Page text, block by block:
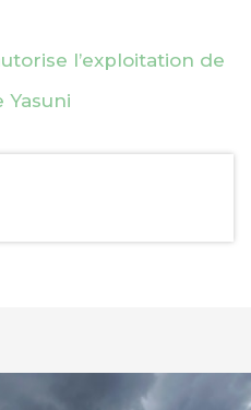
l’exploitation de